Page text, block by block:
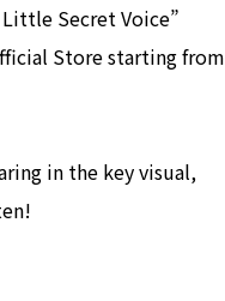
Little Secret Voice”
Store starting from
in the key visual,